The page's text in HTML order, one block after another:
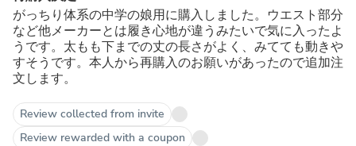
がっちり体系の中学の娘用に購入しました。ウエスト部分
など他メーカーとは履き心地が違うみたいで気に入ったよ
うです。太もも下までの丈の長さがよく、みてても動きや
すそうです。本人から再購入のお願いがあったので追加注
文します。
Review collected from invite
Review rewarded with a coupon